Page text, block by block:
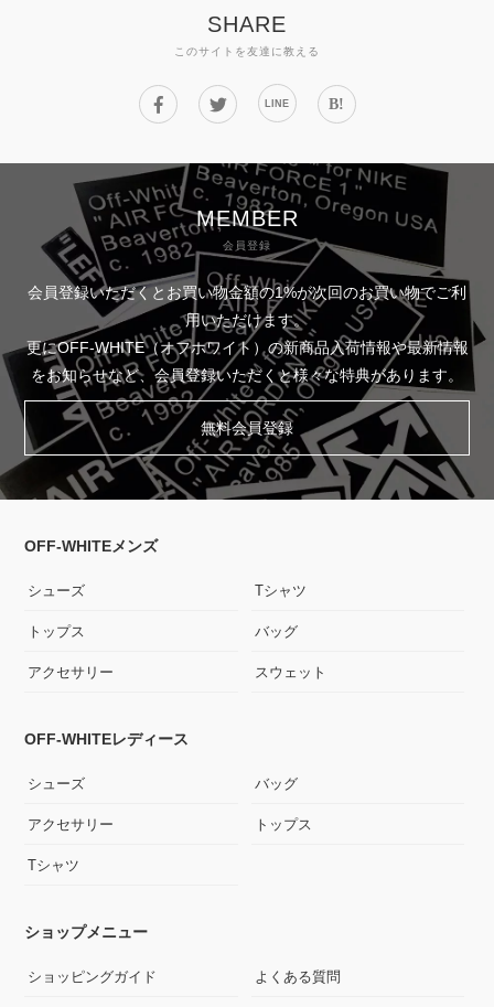
SHARE
このサイトを友達に教える
LINE B!
MEMBER
会員登録
会員登録いただくとお買い物金額の1%が次回のお買い物でご利
用いただけます。
更にOFF-WHITE（オフホワイト）の新商品入荷情報や最新情報
をお知らせなど、会員登録いただくと様々な特典があります。
無料会員登録
OFF-WHITEメンズ
シューズ Tシャツ
トップス バッグ
アクセサリー スウェット
OFF-WHITEレディース
シューズ バッグ
アクセサリー トップス
Tシャツ
ショップメニュー
ショッピングガイド よくある質問